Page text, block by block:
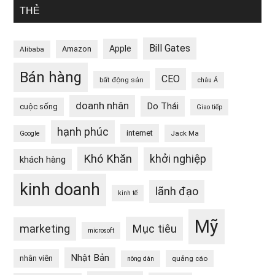
THẺ
Alibaba Amazon Apple Bill Gates
Bán hàng bất động sản CEO châu Á
cuộc sống doanh nhân Do Thái Giao tiếp
Google hạnh phúc internet Jack Ma
khách hàng Khó Khăn khởi nghiệp
kinh doanh kinh tế lãnh đạo
marketing microsoft Mục tiêu Mỹ
nhân viên Nhật Bản nông dân quảng cáo